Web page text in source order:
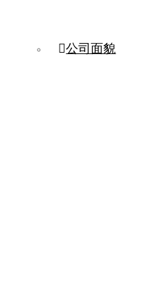
公司面貌